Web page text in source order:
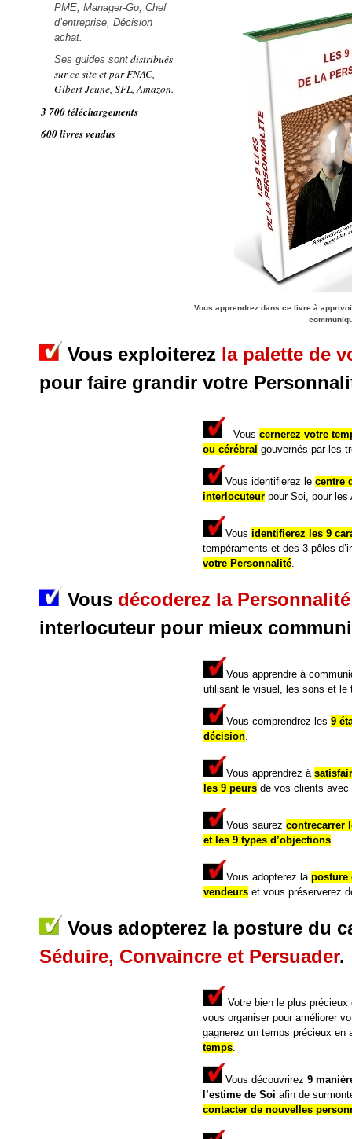
PME,Manager-Go,Chef
d’entreprise,Décision
achat.
Ses guides sont distribués
sur ce site et par FNAC,
Gibert Jeune, SFL, Amazon.
3 700 téléchargements
600 livres vendus
Vous apprendrez dans ce livreà
Vous exploiterez la palette de
pour faire grandir votre
Vous cernerez votre
ou cérébral gouvernés par les
Vous identifierez lecentre
interlocuteur pour Soi, pour les
Vous identifierez les 9
tempéraments et des 3 pôles
votre Personnalité
Vous décoderez la Personnalité
interlocuteur pour mieux
Vous apprendre à
utilisant le visuel, les sons et le
Vous comprendrez les9
décision
Vous apprendrez à
les 9 peurs de vos clients avec
Vous saurezcontrecarrer
et les 9 types d’objections
Vous adopterez laposture
vendeurs et vous préserverez
Vous adopterez la posture du
Séduire, Convaincre et Persuader.
Votre bien le plus
vous organiser pour améliorer
gagnerez un temps précieuxen
temps.
Vous découvrirez9
l’estime de Soiafin de
contacter de nouvelles